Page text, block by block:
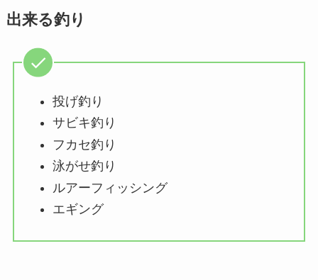
出来る釣り
投げ釣り
サビキ釣り
フカセ釣り
泳がせ釣り
ルアーフィッシング
エギング